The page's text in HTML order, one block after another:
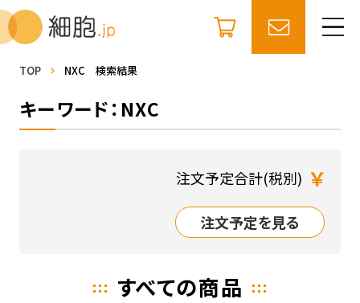
TOP NXC 検索結果
キーワード：NXC
注文予定合計(税別) ￥
注文予定を見る
すべての商品